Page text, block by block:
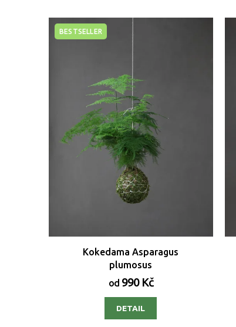
BESTSELLER
Kokedama Asparagus
plumosus
od990 Kč
DETAIL